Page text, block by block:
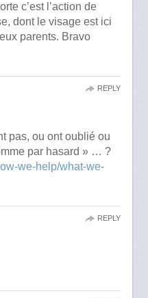
c’est l’action de
dont le visage est ici
parents. Bravo
pas, ou ont oublié ou
par hasard » … ?
we-help/what-we-
REPLY
REPLY